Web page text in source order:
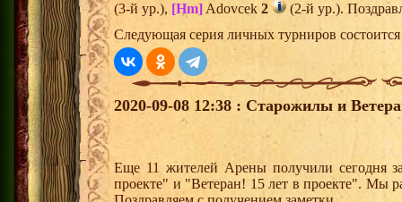
(3-й ур.), [Hm] Adovcek 2
(2-й ур.).
Следующая серия личных турниров состоится
2020-09-08 12:38 : Старожилы и
Еще 11 жителей Арены получили сегодня
проекте" и "Ветеран! 15 лет в проекте". Мы